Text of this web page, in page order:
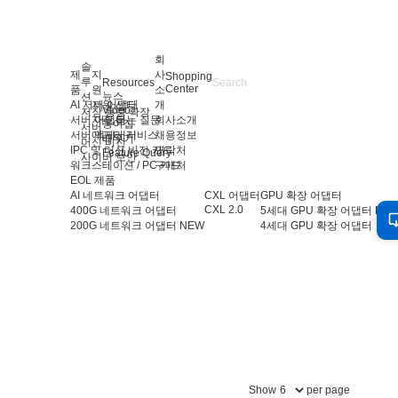
제
품
AI 서버 어댑터
서버 어댑터
서버 액세서리
IPC 및 머신 비전 카드
워크스테이션 / PC 카드
EOL 제품
AI 네트워크 어댑터
400G 네트워크 어댑터
200G 네트워크 어댑터 NEW
CXL 어댑터
CXL 2.0
GPU 확장 어댑터
5세대 GPU 확장 어댑터
4세대 GPU 확장 어댑터
솔
루
션
저장 용량 확장
서버
머신 비전
사이버 보안
지
원
지원 센터
자주 묻는 질문
애프터 서비스
Resources
뉴스
Video
용어집
배우기
Feature Query
회
사
소
개
회사소개
채용정보
연락처
구매처
Shopping
Center
Show per page